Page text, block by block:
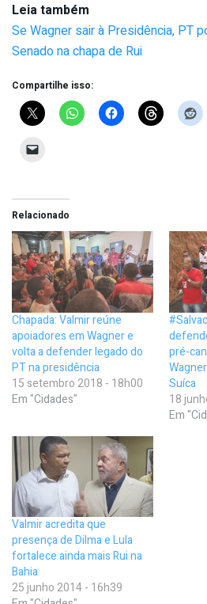
Leia também
Se Wagner sair à Presidência, PT
Senado na chapa de Rui
Compartilhe isso:
Relacionado
Chapada: Valmir reúne
apoiadores em Wagner e
volta a defender legado do
PT na presidência
15 setembro 2018 - 18h00
Em "Cidades"
pré-
Suíca
18
Em
Valmir acredita que
presença de Dilma e Lula
fortalece ainda mais Rui na
Bahia
25 junho 2014 - 16h39